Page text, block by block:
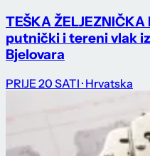
TEŠKA
putnički i tereni vlak
Bjelovara
PRIJE 20 SATI · Hrvatska